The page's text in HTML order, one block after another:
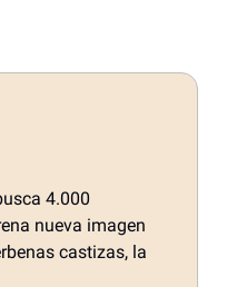
4.000
nueva imagen
castizas, la